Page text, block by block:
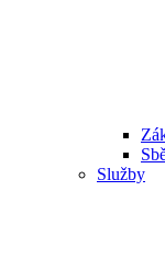
Služby